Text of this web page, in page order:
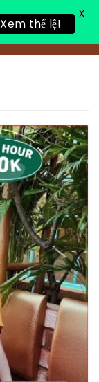
Toggle
Xem thể lệ!
X